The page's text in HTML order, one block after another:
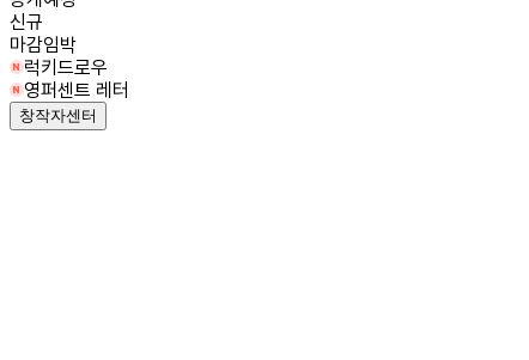
신규
마감임박
럭키드로우
영퍼센트 레터
창작자센터